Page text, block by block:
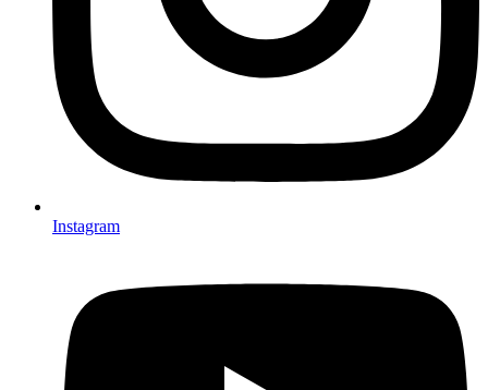
Instagram